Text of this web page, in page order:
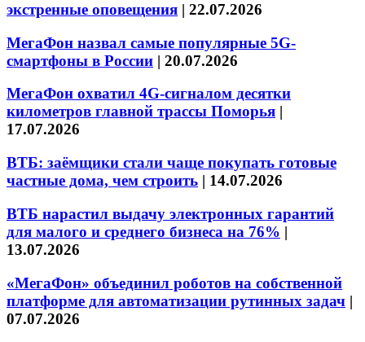
экстренные оповещения | 22.07.2026
МегаФон назвал самые популярные 5G-
смартфоны в России | 20.07.2026
МегаФон охватил 4G-сигналом десятки
километров главной трассы Поморья |
17.07.2026
ВТБ: заёмщики стали чаще покупать готовые
частные дома, чем строить | 14.07.2026
ВТБ нарастил выдачу электронных гарантий
для малого и среднего бизнеса на 76% |
13.07.2026
«МегаФон» объединил роботов на собственной
платформе для автоматизации рутинных задач |
07.07.2026